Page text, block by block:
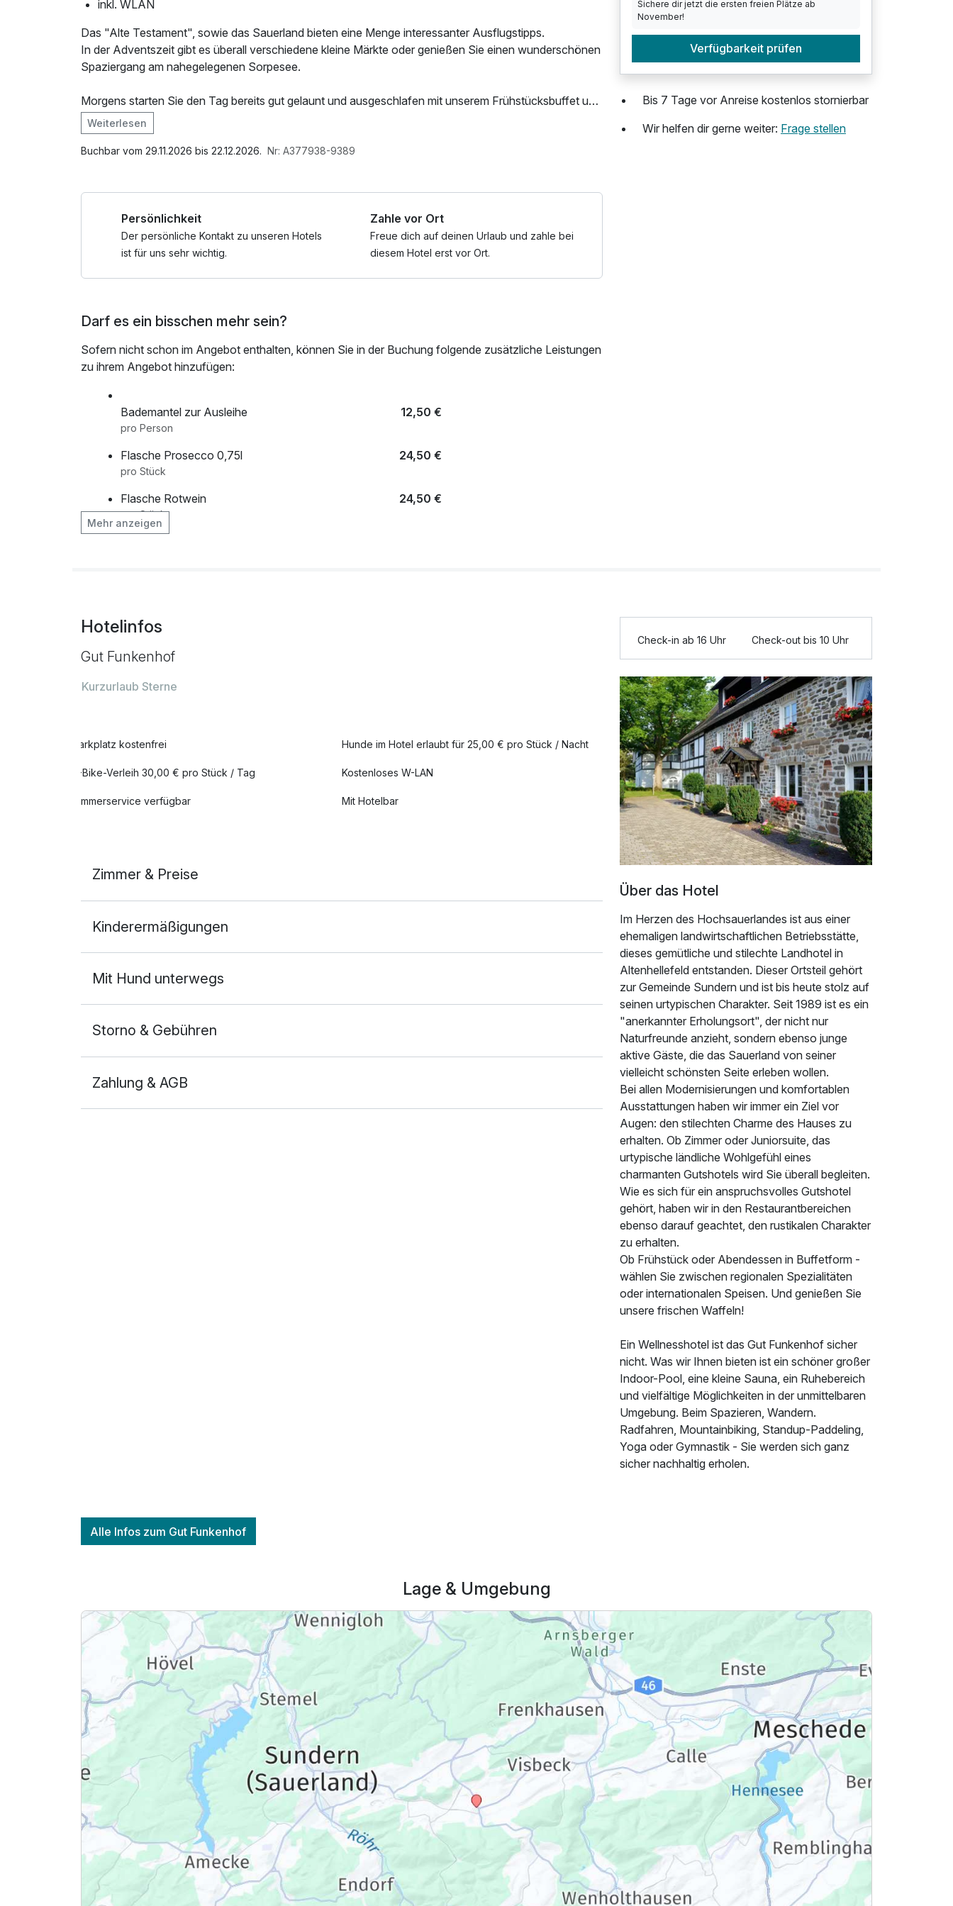
inkl. WLAN
Das "Alte Testament", sowie das Sauerland bieten eine Menge interessanter Ausflugstipps.
In der Adventszeit gibt es überall verschiedene kleine Märkte oder genießen Sie einen wunderschönen
Spaziergang am nahegelegenen Sorpesee.
Morgens starten Sie den Tag bereits gut gelaunt und ausgeschlafen mit unserem Frühstücksbuffet und
abends wird unser Küchenteam zu winterlichen Abendbuffet Sie kulinarisch verwöhnen.
Von 16.00 - 17.00 Uhr kommen wir zusammen um unseren winterlichen Glühwein zu genießen.
Im Angebot enthalten
1 Flasche Mineralwasser, Saunabenutzung, Parkplatz, Nutzung des Wellnessbereichs, W-LAN
Weiterlesen
Buchbar vom 29.11.2026 bis 22.12.2026. Nr: A377938-9389
Persönlichkeit
Der persönliche Kontakt zu unseren Hotels
ist für uns sehr wichtig.
Zahle vor Ort
Freue dich auf deinen Urlaub und zahle bei
diesem Hotel erst vor Ort.
Darf es ein bisschen mehr sein?
Sofern nicht schon im Angebot enthalten, können Sie in der Buchung folgende zusätzliche Leistungen
zu ihrem Angebot hinzufügen:
Bademantel zur Ausleihe 12,50 €
pro Person
Flasche Prosecco 0,75l 24,50 €
pro Stück
Flasche Rotwein 24,50 €
pro Stück
nach Saison)
pro Stück
Mehr anzeigen
Sichere dir jetzt die ersten freien Plätze ab
November!
Verfügbarkeit prüfen
Bis 7 Tage vor Anreise kostenlos stornierbar
Wir helfen dir gerne weiter: Frage stellen
Hotelinfos
Gut Funkenhof
Kurzurlaub Sterne
Parkplatz kostenfrei Hunde im Hotel erlaubt für 25,00 € pro Stück / Nacht
E-Bike-Verleih 30,00 € pro Stück / Tag Kostenloses W-LAN
Zimmerservice verfügbar Mit Hotelbar
Zimmer & Preise
2 Erwachsene
119,50 €
Einzelzimmer
1 Erwachsenen
Kinderermäßigungen
Mit Hund unterwegs
Storno & Gebühren
Zahlung & AGB
Check-in ab 16 Uhr Check-out bis 10 Uhr
Über das Hotel
Im Herzen des Hochsauerlandes ist aus einer
ehemaligen landwirtschaftlichen Betriebsstätte,
dieses gemütliche und stilechte Landhotel in
Altenhellefeld entstanden. Dieser Ortsteil gehört
zur Gemeinde Sundern und ist bis heute stolz auf
seinen urtypischen Charakter. Seit 1989 ist es ein
"anerkannter Erholungsort", der nicht nur
Naturfreunde anzieht, sondern ebenso junge
aktive Gäste, die das Sauerland von seiner
vielleicht schönsten Seite erleben wollen.
Bei allen Modernisierungen und komfortablen
Ausstattungen haben wir immer ein Ziel vor
Augen: den stilechten Charme des Hauses zu
erhalten. Ob Zimmer oder Juniorsuite, das
urtypische ländliche Wohlgefühl eines
charmanten Gutshotels wird Sie überall begleiten.
Wie es sich für ein anspruchsvolles Gutshotel
gehört, haben wir in den Restaurantbereichen
ebenso darauf geachtet, den rustikalen Charakter
zu erhalten.
Ob Frühstück oder Abendessen in Buffetform -
wählen Sie zwischen regionalen Spezialitäten
oder internationalen Speisen. Und genießen Sie
unsere frischen Waffeln!
Ein Wellnesshotel ist das Gut Funkenhof sicher
nicht. Was wir Ihnen bieten ist ein schöner großer
Indoor-Pool, eine kleine Sauna, ein Ruhebereich
und vielfältige Möglichkeiten in der unmittelbaren
Umgebung. Beim Spazieren, Wandern.
Radfahren, Mountainbiking, Standup-Paddeling,
Yoga oder Gymnastik - Sie werden sich ganz
sicher nachhaltig erholen.
Alle Infos zum Gut Funkenhof
Lage & Umgebung